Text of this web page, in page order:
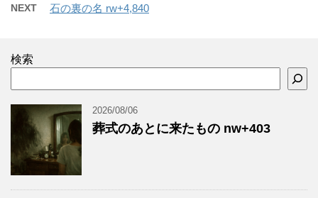
NEXT 石の裏の名 rw+4,840
検索
2026/08/06
葬式のあとに来たもの nw+403